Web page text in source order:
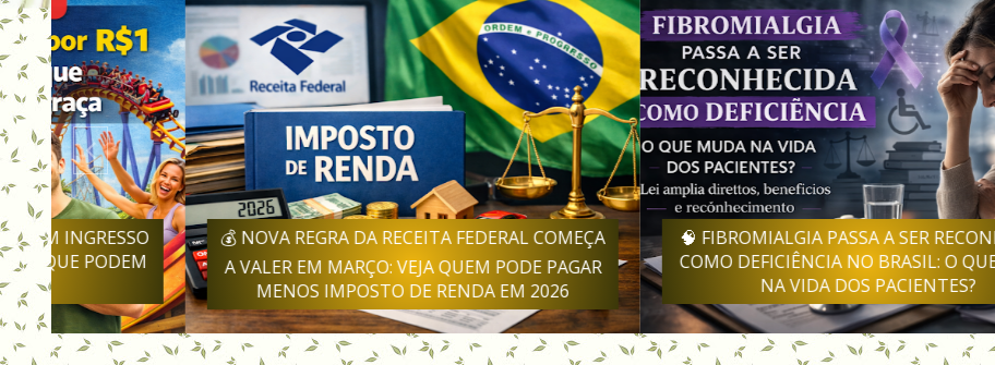
💰 NOVA REGRA DA RECEITA FEDERAL COMEÇA
A VALER EM MARÇO: VEJA QUEM PODE PAGAR
MENOS IMPOSTO DE RENDA EM 2026
🧠 FIBROMIALGIA PASSA A SER RECONHECIDA
COMO DEFICIÊNCIA NO BRASIL: O QUE MUDA
NA VIDA DOS PACIENTES?